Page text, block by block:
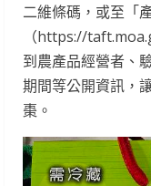
二維條碼，或至「
（https://
到農產品經營者、
期間等公開資訊，
棗。